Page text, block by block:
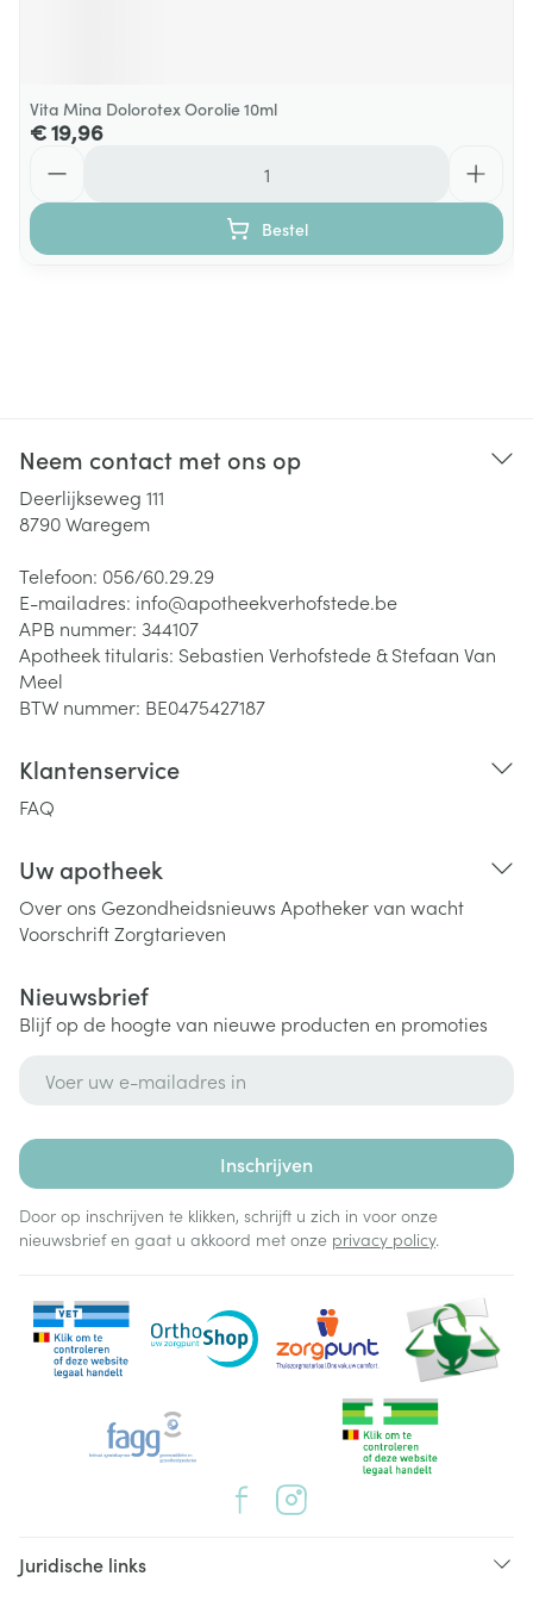
Vita Mina Dolorotex Oorolie 10ml
€ 19,96
Bestel
Neem contact met ons op
Deerlijkseweg 111
8790Waregem
Telefoon: 056/60.29.29
E-mailadres: info@apotheekverhofstede.be
APB nummer: 344107
Apotheek titularis: Sebastien Verhofstede & Stefaan Van
Meel
BTW nummer: BE0475427187
Klantenservice
FAQ
Uw apotheek
Over ons Gezondheidsnieuws Apotheker van wacht
VoorschriftZorgtarieven
Nieuwsbrief
Blijf op de hoogte van nieuwe producten en promoties
Inschrijven
Door op inschrijven te klikken, schrijft u zich in voor onze
nieuwsbrief en gaat u akkoord met onze privacy policy.
Juridische links